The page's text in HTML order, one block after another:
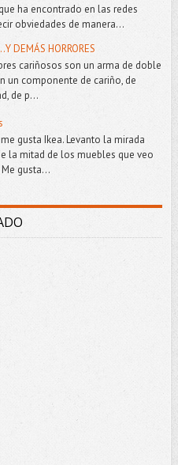
ha encontrado en las redes
obviedades de manera...
DEMÁS HORRORES
cariñosos son un arma de doble
un componente de cariño, de
de p...
gusta Ikea. Levanto la mirada
la mitad de los muebles que veo
gusta...